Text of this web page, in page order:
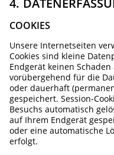
COOKIES
Unsere Internetseiten
Cookies sind kleine
Endgerät keinen
vorübergehend für die
oder dauerhaft
gespeichert. Session-
Besuchs automatisch
auf Ihrem Endgerät
oder eine automatische
erfolgt.